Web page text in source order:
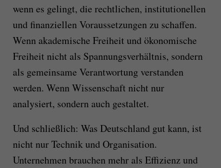
wenn es gelingt, die rechtlichen, institutionellen
und finanziellen Voraussetzungen zu schaffen.
Wenn akademische Freiheit und ökonomische
Freiheit nicht als Spannungsverhältnis, sondern
als gemeinsame Verantwortung verstanden
werden. Wenn Wissenschaft nicht nur
analysiert, sondern auch gestaltet.
Und schließlich: Was Deutschland gut kann, ist
nicht nur Technik und Organisation.
Unternehmen brauchen mehr als Effizienz und